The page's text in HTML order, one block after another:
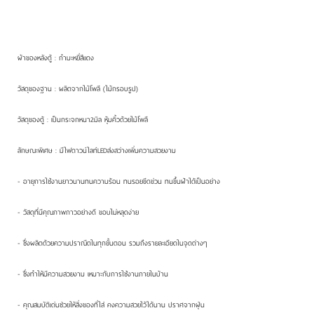
ผ้าของหลังตู้ : กำมะหยี่สีแดง
วัสดุของฐาน : ผลิตจากไม้โพลี (ไม้กรอบรูป)
วัสดุของตู้ : เป็นกระจกหนา2มิล หุ้มคิ้วด้วยไม้โพลี
ลักษณะพิเศษ : มีไฟดาวน์ไลท์LEDส่งสว่างเพิ่มความสวยงาม
- อายุการใช้งานยาวนานทนความร้อน ทนรอยขีดข่วน ทนขึ้นฝ้าได้เป็นอย่าง
- วัสดุที่มีคุณภาพกาวอย่างดี ขอบไม่หลุดง่าย
- ซึ่งผลิตด้วยความปราณีตในทุกขั้นตอน รวมถึงรายละเอียดในจุดต่างๆ
- ซึ่งทำให้มีความสวยงาม เหมาะกับการใช้งานภายในบ้าน
- คุณสมบัติเด่นช่วยให้สิ่งของที่ใส่ คงความสวยไว้ได้นาน ปราศจากฝุ่น